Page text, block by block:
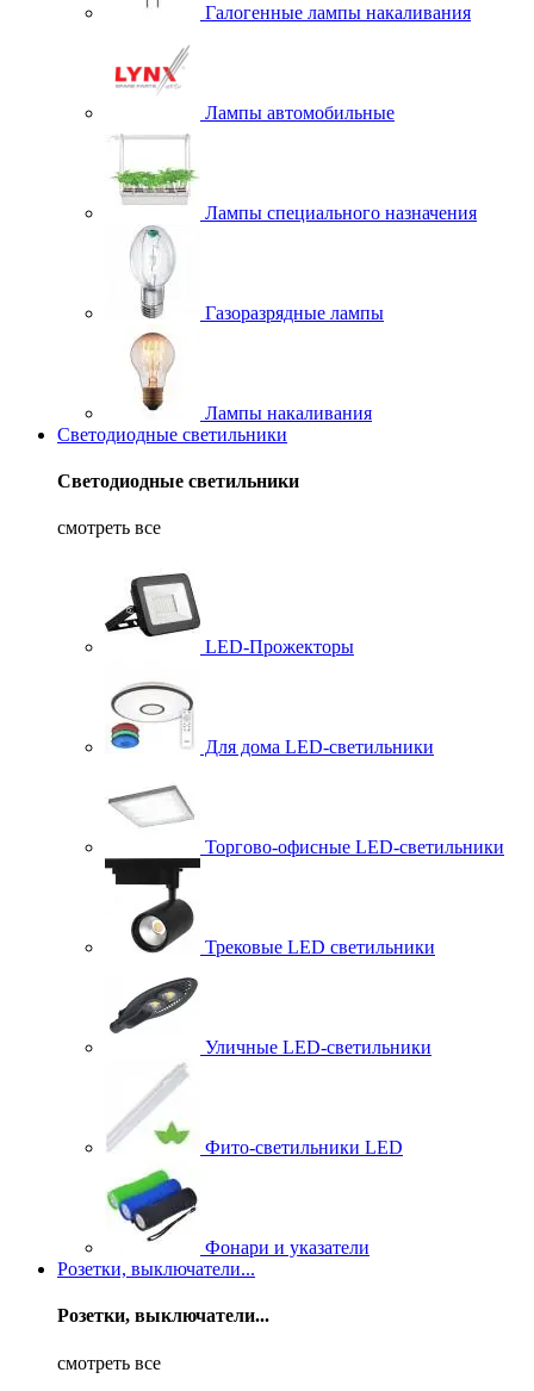
Галогенные лампы накаливания
Лампы автомобильные
Лампы специального назначения
Газоразрядные лампы
Лампы накаливания
Светодиодные светильники
Светодиодные светильники
смотреть все
LED-Прожекторы
Для дома LED-светильники
Торгово-офисные LED-светильники
Трековые LED светильники
Уличные LED-светильники
Фито-светильники LED
Фонари и указатели
Розетки, выключатели...
Розетки, выключатели...
смотреть все